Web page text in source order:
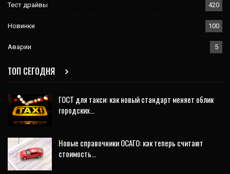
Тест драйвы 420
Новинки 100
Аварии 5
ТОП СЕГОДНЯ
ГОСТ для такси: как новый стандарт меняет облик
городских…
Новые справочники ОСАГО: как теперь считают
стоимость…